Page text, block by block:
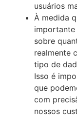
usuários
À medida
importante
sobre
realmente
tipo de
Isso é
que
com
nossos